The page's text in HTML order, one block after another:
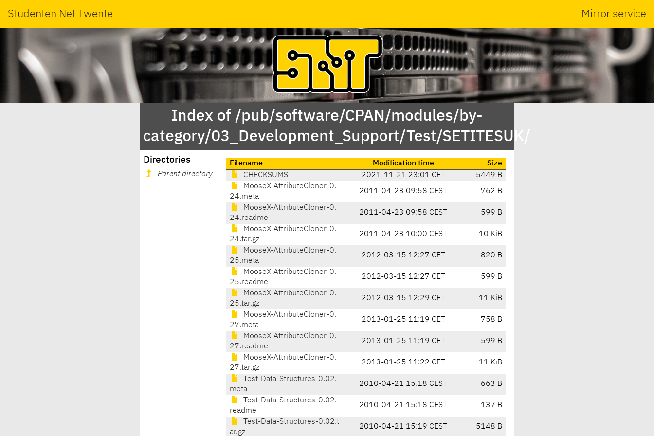
Studenten Net Twente Mirror service
Index of /pub/software/CPAN/modules/by-
category/03_Development_Support/Test/SETITESUK/
Directories
Parent directory
Filename Modification time
Size
CHECKSUMS
2021-11-21 23:01 CET
5449 B
MooseX-AttributeCloner-0.
24.meta
2011-04-23 09:58 CEST 762 B
MooseX-AttributeCloner-0.
24.readme
2011-04-23 09:58 CEST 599 B
MooseX-AttributeCloner-0.
24.tar.gz
2011-04-23 10:00 CEST 10 KiB
MooseX-AttributeCloner-0.
25.meta
2012-03-15 12:27 CET 820 B
MooseX-AttributeCloner-0.
25.readme
2012-03-15 12:27 CET 599 B
MooseX-AttributeCloner-0.
25.tar.gz
2012-03-15 12:29 CET 11 KiB
MooseX-AttributeCloner-0.
27.meta
2013-01-25 11:19 CET 758 B
MooseX-AttributeCloner-0.
27.readme
2013-01-25 11:19 CET 599 B
MooseX-AttributeCloner-0.
27.tar.gz
2013-01-25 11:22 CET 11 KiB
Test-Data-Structures-0.02.
meta
2010-04-21 15:18 CEST 663 B
Test-Data-Structures-0.02.
readme
2010-04-21 15:18 CEST 137 B
Test-Data-Structures-0.02.t
ar.gz
2010-04-21 15:19 CEST 5148 B